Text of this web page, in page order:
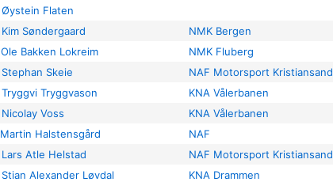
Øystein Flaten
Kim Søndergaard NMK Bergen
Ole Bakken Lokreim NMK Fluberg
Stephan Skeie NAF Motorsport Kristiansand
Tryggvi Tryggvason KNA Vålerbanen
Nicolay Voss KNA Vålerbanen
Martin Halstensgård NAF
Lars Atle Helstad NAF Motorsport Kristiansand
Stian Alexander Løvdal KNA Drammen